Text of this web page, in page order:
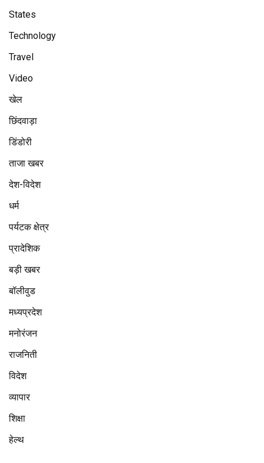
States
Technology
Travel
Video
खेल
छिंदवाड़ा
डिंडोरी
ताजा खबर
देश-विदेश
धर्म
पर्यटक क्षेत्र
प्रादेशिक
बड़ी खबर
बॉलीवुड
मध्यप्रदेश
मनोरंजन
राजनिती
विदेश
व्यापार
शिक्षा
हेल्थ